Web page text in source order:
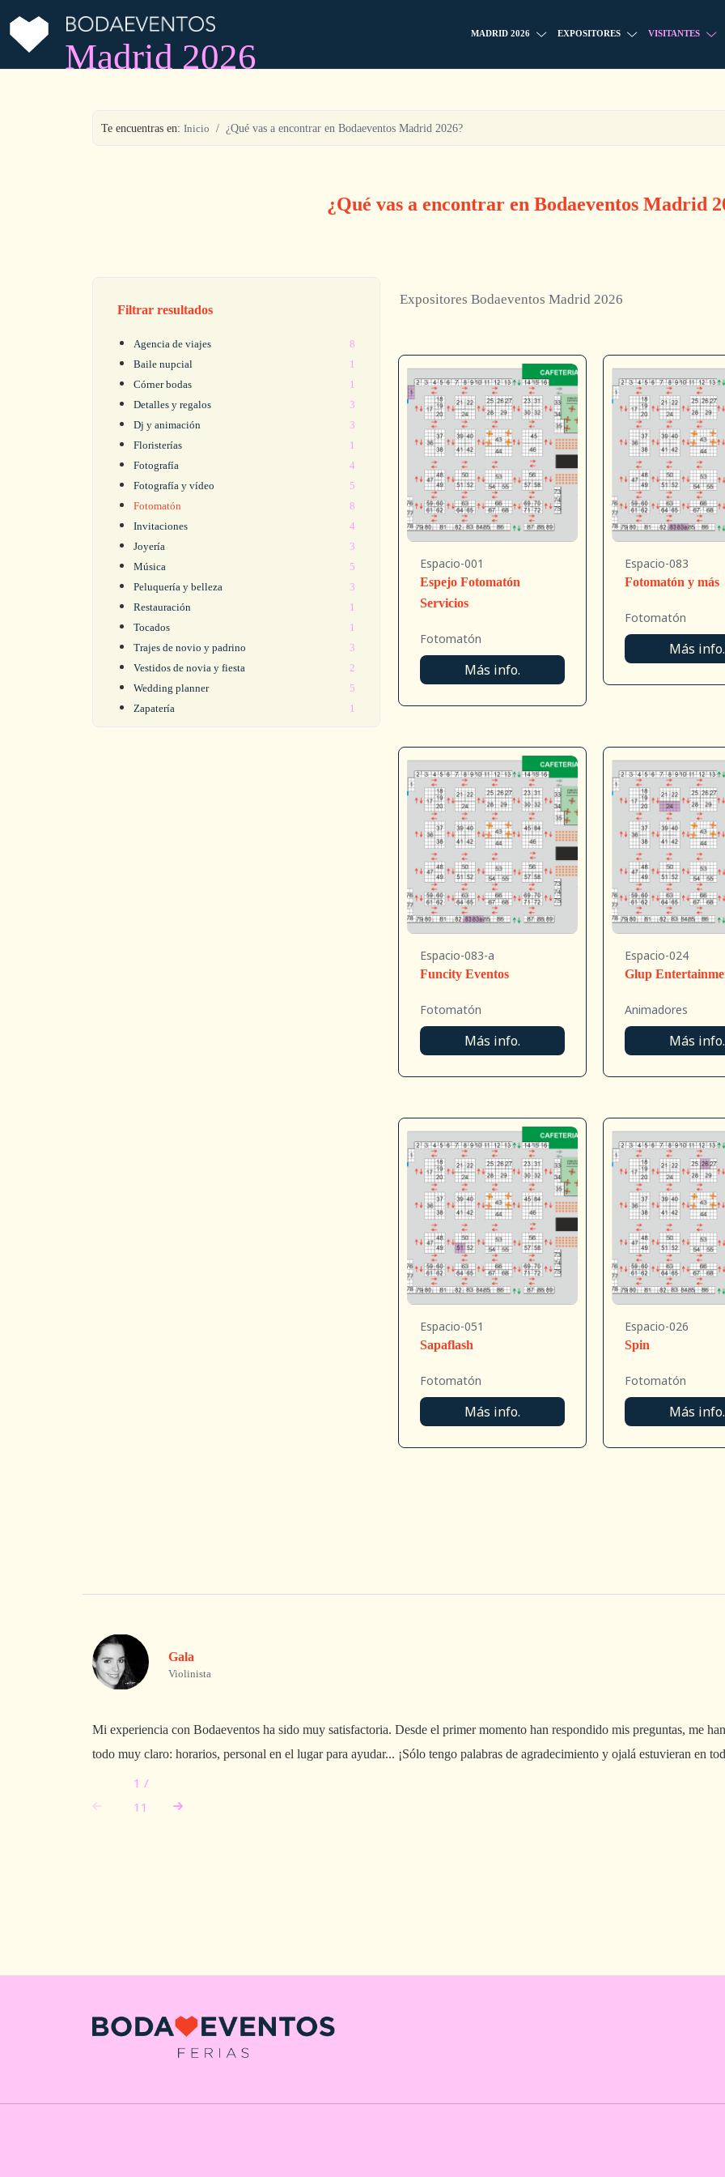
Madrid 2026
MADRID 2026 EXPOSITORES VISITANTES
Te encuentras en: Inicio ¿Qué vas a encontrar en Bodaeventos Madrid 2026?
¿Qué vas a encontrar en Bodaeventos Madrid
Filtrar resultados
Agencia de viajes
8
Baile nupcial
1
Córner bodas
1
Detalles y regalos
3
Dj y animación
3
Floristerías
1
Fotografía
4
Fotografía y vídeo
5
Fotomatón
8
Invitaciones
4
Joyería
3
Música
5
Peluquería y belleza
3
Restauración
1
Tocados
1
Trajes de novio y padrino
3
Vestidos de novia y fiesta
2
Wedding planner
5
Zapatería
1
Expositores Bodaeventos Madrid 2026
Espacio-001
Espejo Fotomatón
Servicios
Fotomatón
Más info.
Espacio-083
Fotomatón y más
Fotomatón
Más info.
Espacio-083-a
Funcity Eventos
Fotomatón
Más info.
Espacio-024
Glup
Animadores
Más info.
Espacio-051
Sapaflash
Fotomatón
Más info.
Espacio-026
Spin
Fotomatón
Más info.
Gala
Violinista
Mi experiencia con Bodaeventos ha sido muy satisfactoria. Desde el primer momento han respondido mis preguntas, me
todo muy claro: horarios, personal en el lugar para ayudar... ¡Sólo tengo palabras de agradecimiento y ojalá estuvieran en
1 /
11